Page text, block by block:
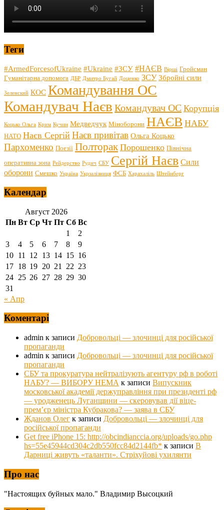
Теги
#ArmedForcesofUkraine #Ukraine #ЗСУ #НАЄВ Вірші Гройсман
Гуманітарна допомога ДБР Дмитро Бугай Доценко ЗСУ Збройні сили
Зеленский КОС Командування ОС
Командувач Наєв Командувач ОС Корупція
Коцько Ольга Крим Кучин Медведчук Міноборони НАЄВ НАБУ
НАТО Наєв Сергій Наєв привітав Ольга Коцько
Пархоменко Поезії Полторак Порошенко Північна
оперативна зона Рейдерство Рудич СБУ Сергій Наєв Сили
оборони Смешко Україна Укрзалізниця ФСБ Харахаліль Штейнберг
Календар
Август 2026
Пн Вт Ср Чт Пт Сб Вс
1
2
3
4 5 6 7 8
9
10 11 12 13 14 15 16
17 18 19 20 21 22 23
24 25 26 27 28 29 30
31
« Апр
Коментарі
admin к записи Добровольці — злочинці для російської
пропаганди
admin к записи Добровольці — злочинці для російської
пропаганди
СБУ та прокуратура нейтралізують агентуру рф в роботі
НАБУ? — ВИБОРУ НЕМА к записи Випускник
московської академії держуправління при президенті рф
— уродженець Луганщини — скеровував дії віце-
прем’єр міністра Кубракова? — заява в СБУ
Жданов Олег к записи Добровольці — злочинці для
російської пропаганди
Get free iPhone 15: http://obcindianccia.org/uploads/go.php
hs=55e45944cd304c2db550fcc84d2144fb* к записи В
Дарниці живуть «таланти». Стріхуйові ухилянти
Про нас
"Настоящих буйных мало." Владимир Высоцкий